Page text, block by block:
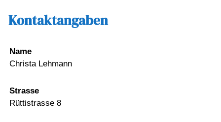
Kontaktangaben
Name
Christa Lehmann
Strasse
Rüttistrasse 8